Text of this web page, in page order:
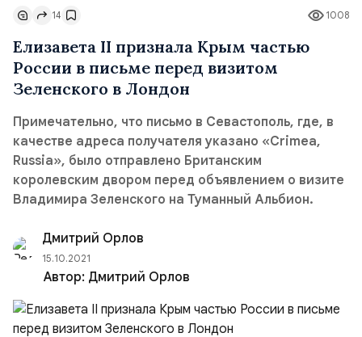
1008
14
Елизавета II признала Крым частью
России в письме перед визитом
Зеленского в Лондон
Примечательно, что письмо в Севастополь, где, в
качестве адреса получателя указано «Crimea,
Russia», было отправлено Британским
королевским двором перед объявлением о визите
Владимира Зеленского на Туманный Альбион.
Дмитрий Орлов
15.10.2021
Автор: Дмитрий Орлов